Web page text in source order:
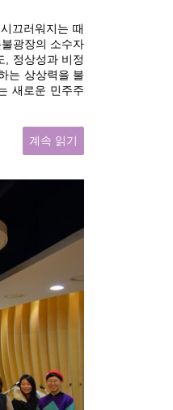
끄러워지는 때
광장의 소수자
, 정상성과 비정
는 상상력을 불
새로운 민주주
계속 읽기